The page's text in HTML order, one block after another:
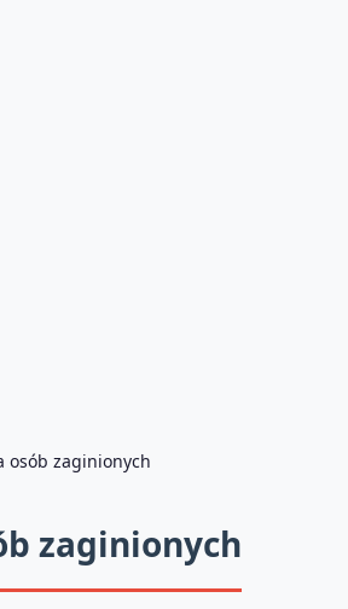
osób zaginionych
zaginionych